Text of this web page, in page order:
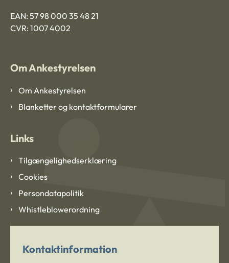
EAN: 57 98 000 35 48 21
CVR: 1007 4002
Om Ankestyrelsen
Om Ankestyrelsen
Blanketter og kontaktformularer
Links
Tilgængelighedserklæring
Cookies
Persondatapolitik
Whistleblowerordning
Kontaktinformation